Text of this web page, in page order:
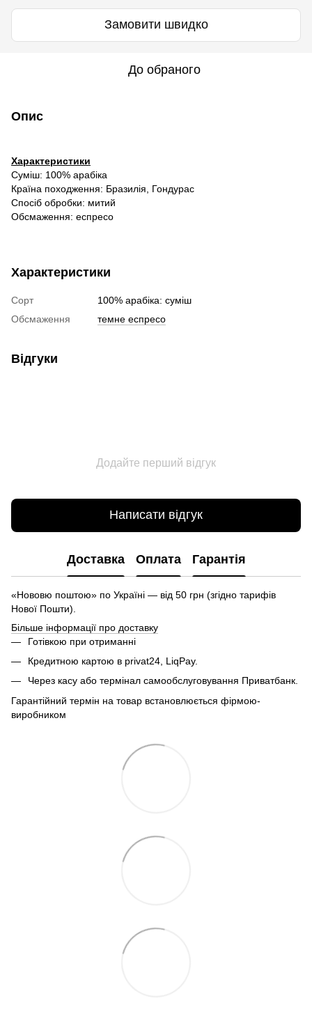
Замовити швидко
До обраного
Опис
Характеристики
Суміш: 100% арабіка
Країна походження: Бразилія, Гондурас
Спосіб обробки: митий
Обсмаження: еспресо
Характеристики
Сорт
100% арабіка: суміш
Обсмаження
темне еспресо
Відгуки
Додайте перший відгук
Написати відгук
Доставка Оплата Гарантія
«Нововю поштою» по Україні — від 50 грн (згідно тарифів
Нової Пошти).
Більше інформації про доставку
Готівкою при отриманні
Кредитною картою в privat24, LiqPay.
Через касу або термінал самообслуговування Приватбанк.
Гарантійний термін на товар встановлюється фірмою-
виробником